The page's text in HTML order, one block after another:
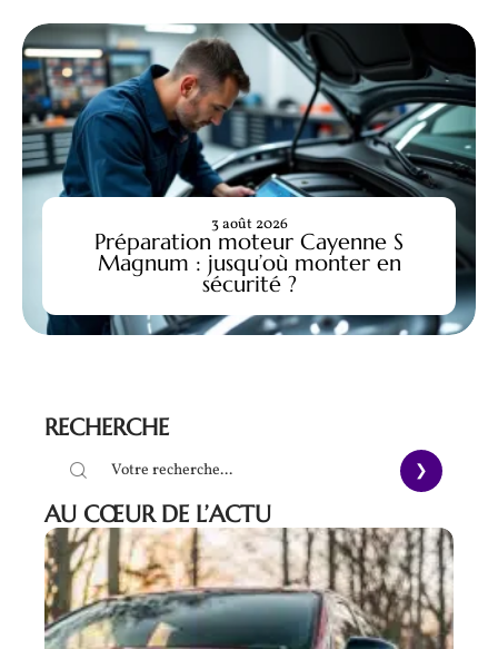
Préparation moteur Cayenne S
Magnum : jusqu’où monter en
sécurité ?
3 août 2026
RECHERCHE
AU CŒUR DE L’ACTU